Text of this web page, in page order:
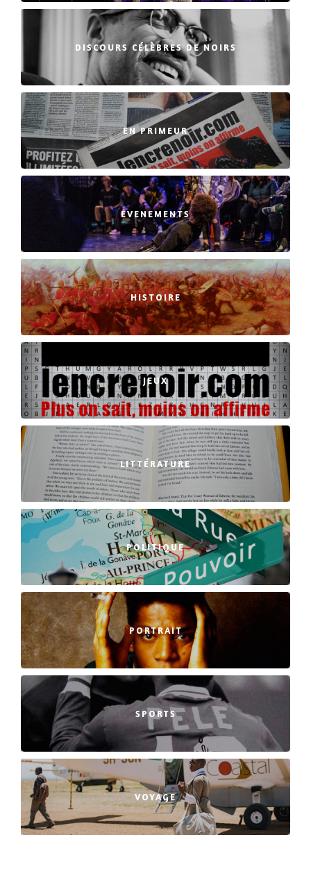
DISCOURS CÉLÈBRES DE NOIRS
EN PRIMEUR
EVENEMENTS
HISTOIRE
JEUX
LITTÉRATURE
POLITIQUE
PORTRAIT
SPORTS
VOYAGE